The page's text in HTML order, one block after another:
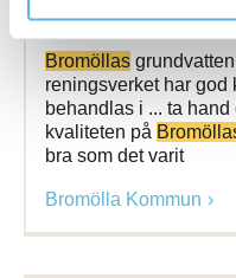
Webbsida
Bromöllas
reningsverket har god
behandlas i ... ta
kvaliteten på
bra som det varit
Bromölla Kommun